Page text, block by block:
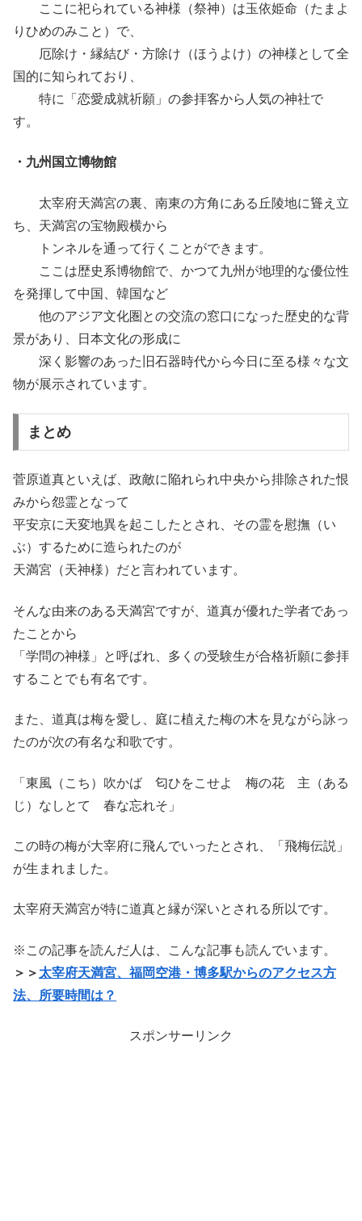
ここに祀られている神様（祭神）は玉依姫命（たまよ
りひめのみこと）で、
厄除け・縁結び・方除け（ほうよけ）の神様として全
国的に知られており、
特に「恋愛成就祈願」の参拝客から人気の神社で
す。
・九州国立博物館
太宰府天満宮の裏、南東の方角にある丘陵地に聳え立
ち、天満宮の宝物殿横から
トンネルを通って行くことができます。
ここは歴史系博物館で、かつて九州が地理的な優位性
を発揮して中国、韓国など
他のアジア文化圏との交流の窓口になった歴史的な背
景があり、日本文化の形成に
深く影響のあった旧石器時代から今日に至る様々な文
物が展示されています。
まとめ
菅原道真といえば、政敵に陥れられ中央から排除された恨
みから怨霊となって
平安京に天変地異を起こしたとされ、その霊を慰撫（い
ぶ）するために造られたのが
天満宮（天神様）だと言われています。
そんな由来のある天満宮ですが、道真が優れた学者であっ
たことから
「学問の神様」と呼ばれ、多くの受験生が合格祈願に参拝
することでも有名です。
また、道真は梅を愛し、庭に植えた梅の木を見ながら詠っ
たのが次の有名な和歌です。
「東風（こち）吹かば 匂ひをこせよ 梅の花 主（ある
じ）なしとて 春な忘れそ」
この時の梅が大宰府に飛んでいったとされ、「飛梅伝説」
が生まれました。
太宰府天満宮が特に道真と縁が深いとされる所以です。
※この記事を読んだ人は、こんな記事も読んでいます。
＞＞ 太宰府天満宮、福岡空港・博多駅からのアクセス方
法、所要時間は？
スポンサーリンク